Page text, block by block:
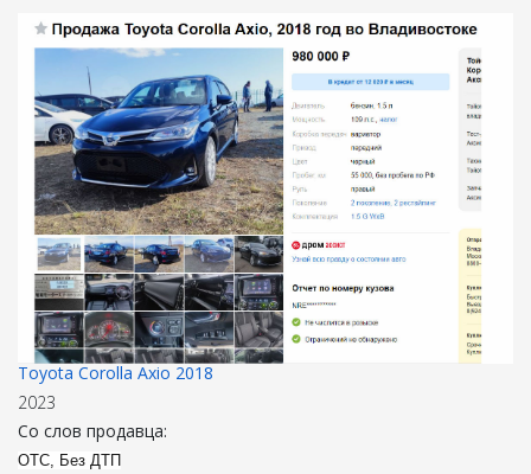
Toyota Corolla Axio 2018
2023
Со слов продавца:
ОТС, Без ДТП